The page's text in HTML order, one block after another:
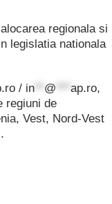
regionala si
legislatia nationala
/ in @ ***ap.ro,
regiuni de
Vest, Nord-Vest